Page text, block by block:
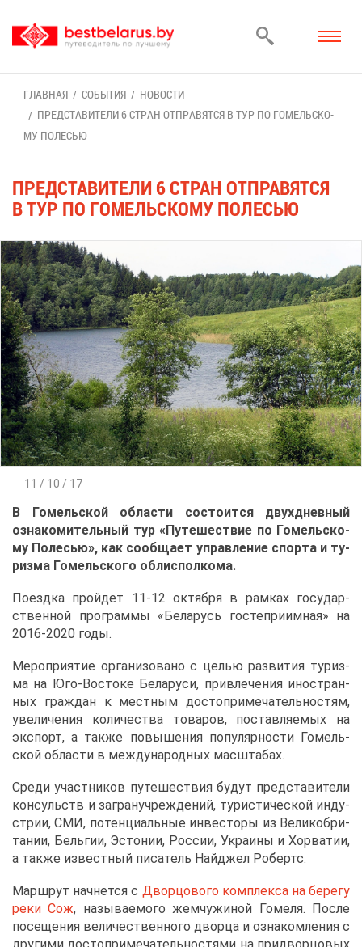
ГЛАВ­НАЯ СО­БЫ­ТИЯ
НО­ВО­СТИ
ПРЕД­СТА­ВИ­ТЕ­ЛИ 6 СТРАН ОТ­ПРА­ВЯТ­СЯ В ТУР ПО ГО­МЕЛЬ­СКО­
МУ ПО­ЛЕ­СЬЮ
ПРЕД­СТА­ВИ­ТЕ­ЛИ 6 СТРАН ОТ­ПРА­ВЯТ­СЯ
В ТУР ПО ГО­МЕЛЬ­СКО­МУ ПО­ЛЕ­СЬЮ
11 / 10 / 17
В Го­мель­ской об­ла­сти со­сто­ит­ся двух­днев­ный
озна­ко­ми­тель­ный тур «Пу­те­ше­ствие по Го­мель­ско­
му По­ле­сью», как со­об­ща­ет управ­ле­ние спор­та и ту­
риз­ма Го­мель­ско­го обл­ис­пол­ко­ма.
По­езд­ка прой­дет 11-12 ок­тяб­ря в рам­ках го­су­дар­
ствен­ной про­грам­мы «Бе­ла­русь го­сте­при­им­ная» на
2016-2020 го­ды.
Ме­ро­при­я­тие ор­га­ни­зо­ва­но с це­лью раз­ви­тия ту­риз­
ма на Юго-Во­сто­ке Бе­ла­ру­си, при­вле­че­ния ино­стран­
ных граж­дан к мест­ным до­сто­при­ме­ча­тель­но­стям,
уве­ли­че­ния ко­ли­че­ства то­ва­ров, по­став­ля­е­мых на
экс­порт, а та­к­же по­вы­ше­ния по­пу­ляр­но­сти Го­мель­
ской об­ла­сти в меж­ду­на­род­ных мас­шта­бах.
Сре­ди участ­ни­ков пу­те­ше­ствия бу­дут пред­ста­ви­те­ли
кон­сульств и за­гра­н­учре­жде­ний, ту­ри­сти­че­ской ин­ду­
стрии, СМИ, по­тен­ци­аль­ные ин­ве­сто­ры из Ве­ли­ко­бри­
та­нии, Бель­гии, Эс­то­нии, Рос­сии, Укра­и­ны и Хор­ва­тии,
а та­к­же из­вест­ный пи­са­тель Най­джел Ро­бертс.
Марш­рут нач­нет­ся с Двор­цо­во­го ком­плек­са на бе­ре­гу
ре­ки Сож, на­зы­ва­е­мо­го жем­чу­жи­ной Го­ме­ля. По­сле
по­се­ще­ния ве­ли­че­ствен­но­го двор­ца и озна­ком­ле­ния с